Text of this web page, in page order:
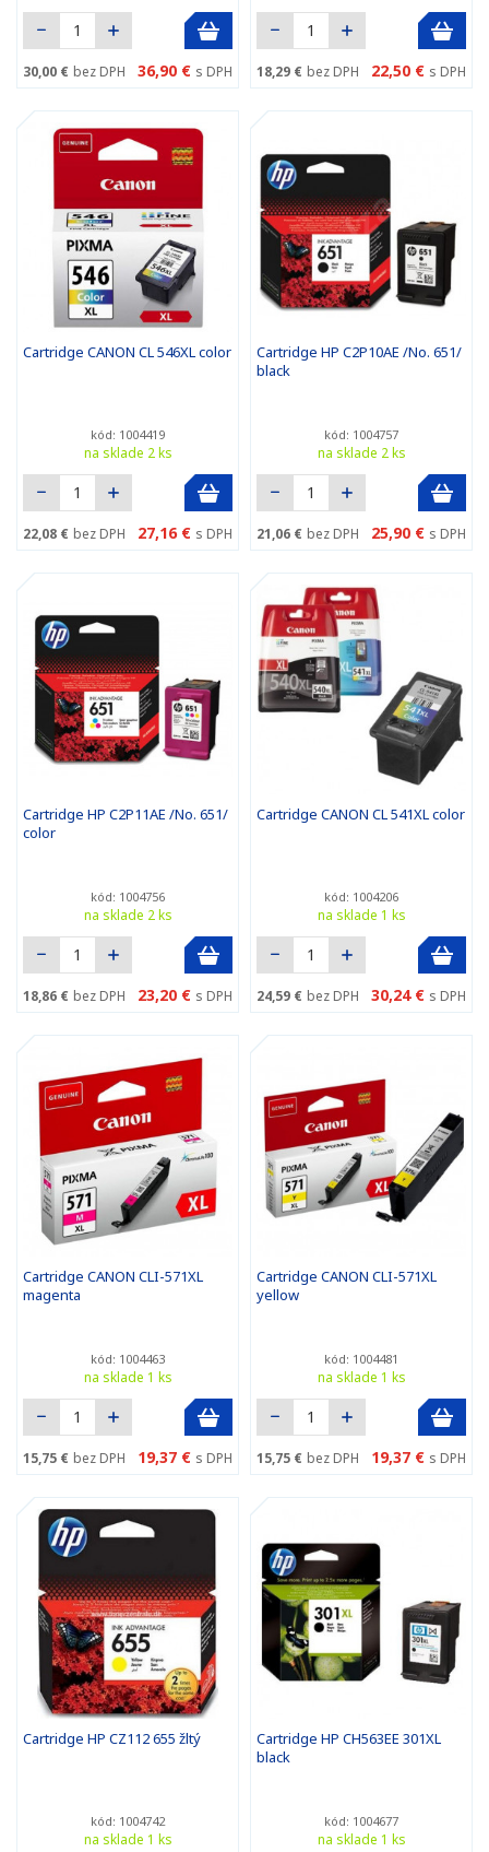
30,00 € bez DPH 36,90 € s DPH 18,29 € bez DPH 22,50 € s DPH
Cartridge CANON CL 546XL color
kód: 1004419
na sklade 2 ks
22,08 € bez DPH 27,16 € s DPH
Cartridge HP C2P10AE /No. 651/
black
kód: 1004757
na sklade 2 ks
21,06 € bez DPH 25,90 € s DPH
Cartridge HP C2P11AE /No. 651/
color
kód: 1004756
na sklade 2 ks
18,86 € bez DPH 23,20 € s DPH
Cartridge CANON CL 541XL color
kód: 1004206
na sklade 1 ks
24,59 € bez DPH 30,24 € s DPH
Cartridge CANON CLI-571XL
magenta
kód: 1004463
na sklade 1 ks
15,75 € bez DPH 19,37 € s DPH
Cartridge CANON CLI-571XL
yellow
kód: 1004481
na sklade 1 ks
15,75 € bez DPH 19,37 € s DPH
Cartridge HP CZ112 655 žltý
kód: 1004742
na sklade 1 ks
Cartridge HP CH563EE 301XL
black
kód: 1004677
na sklade 1 ks